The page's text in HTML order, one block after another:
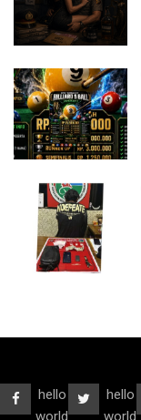
hello
hello